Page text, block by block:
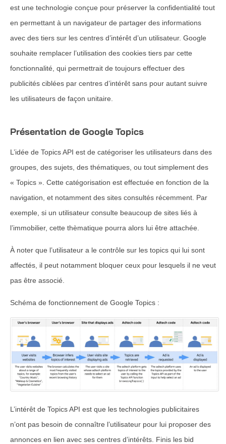
est une technologie conçue pour préserver la confidentialité tout
en permettant à un navigateur de partager des informations
avec des tiers sur les centres d’intérêt d’un utilisateur. Google
souhaite remplacer l’utilisation des cookies tiers par cette
fonctionnalité, qui permettrait de toujours effectuer des
publicités ciblées par centres d’intérêt sans pour autant suivre
les utilisateurs de façon unitaire.
Présentation de Google Topics
L’idée de Topics API est de catégoriser les utilisateurs dans des
groupes, des sujets, des thématiques, ou tout simplement des
« Topics ». Cette catégorisation est effectuée en fonction de la
navigation, et notamment des sites consultés récemment. Par
exemple, si un utilisateur consulte beaucoup de sites liés à
l’immobilier, cette thèmatique pourra alors lui être attachée.
À noter que l’utilisateur a le contrôle sur les topics qui lui sont
affectés, il peut notamment bloquer ceux pour lesquels il ne veut
pas être associé.
Schéma de fonctionnement de Google Topics :
L’intérêt de Topics API est que les technologies publicitaires
n’ont pas besoin de connaître l’utilisateur pour lui proposer des
annonces en lien avec ses centres d’intérêts. Finis les bid